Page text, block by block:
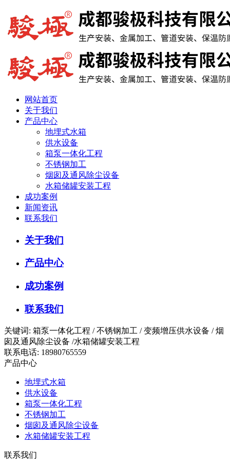
网站首页
关于我们
产品中心
地埋式水箱
供水设备
箱泵一体化工程
不锈钢加工
烟囱及通风除尘设备
水箱储罐安装工程
成功案例
新闻资讯
联系我们
关于我们
产品中心
成功案例
联系我们
关键词: 箱泵一体化工程 / 不锈钢加工 / 变频增压供水设备 / 烟
囱及通风除尘设备 /水箱储罐安装工程
联系电话: 18980765559
产品中心
地埋式水箱
供水设备
箱泵一体化工程
不锈钢加工
烟囱及通风除尘设备
水箱储罐安装工程
联系我们